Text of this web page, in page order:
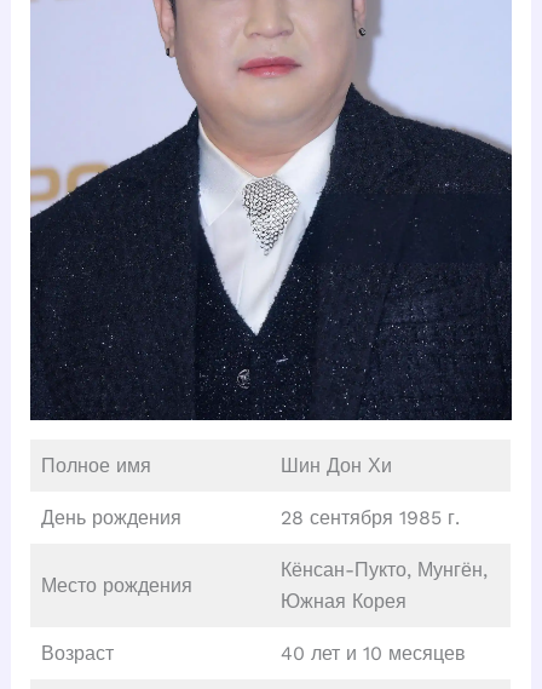
Полное имя Шин Дон Хи
День рождения 28 сентября 1985 г.
Место рождения
Кёнсан-Пукто, Мунгён,
Южная Корея
Возраст 40 лет и 10 месяцев